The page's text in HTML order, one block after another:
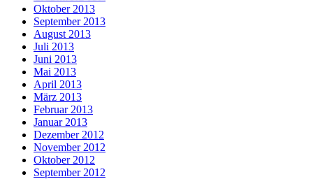
Oktober 2013
September 2013
August 2013
Juli 2013
Juni 2013
Mai 2013
April 2013
März 2013
Februar 2013
Januar 2013
Dezember 2012
November 2012
Oktober 2012
September 2012